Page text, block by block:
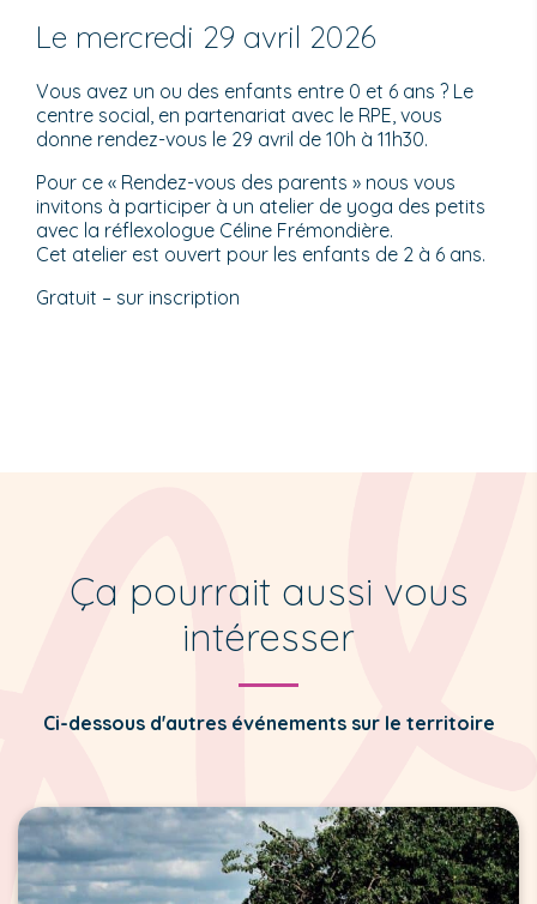
Le mercredi 29 avril 2026
Vous avez un ou des enfants entre 0 et 6 ans ? Le
centre social, en partenariat avec le RPE, vous
donne rendez-vous le 29 avril de 10h à 11h30.
Pour ce « Rendez-vous des parents » nous vous
invitons à participer à un atelier de yoga des petits
avec la réflexologue Céline Frémondière.
Cet atelier est ouvert pour les enfants de 2 à 6 ans.
Gratuit – sur inscription
Ça pourrait aussi vous
intéresser
Ci-dessous d'autres événements sur le territoire